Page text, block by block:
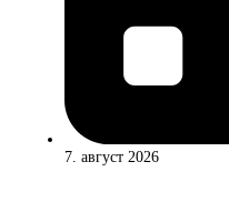
7. август 2026